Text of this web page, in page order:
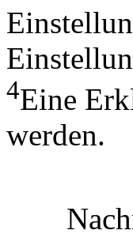
4Eine
werden.